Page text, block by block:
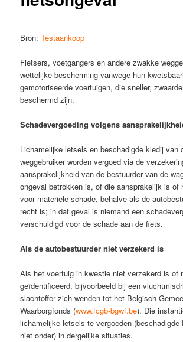
Bron:Testaankoop
Fietsers, voetgangers en andere zwakke
wettelijke bescherming vanwege hun
gemotoriseerde voertuigen, die sneller,
beschermd zijn.
Schadevergoeding volgens
Lichamelijke letsels en beschadigde kledij van
weggebruiker worden vergoed via de
aansprakelijkheid van de bestuurder van de
ongeval betrokken is, of die aansprakelijk is of
voor materiële schade, behalve als de
recht is; in dat geval is niemand een
verschuldigd voor de schade aan de fiets.
Als de autobestuurder niet verzekerd is
Als het voertuig in kwestie niet verzekerd is of
geïdentificeerd, bijvoorbeeld bij een
slachtoffer zich wenden tot het Belgisch
Waarborgfonds (www.fcgb-bgwf.be). Die
lichamelijke letsels te vergoeden (beschadigde
niet onder) in dergelijke situaties.